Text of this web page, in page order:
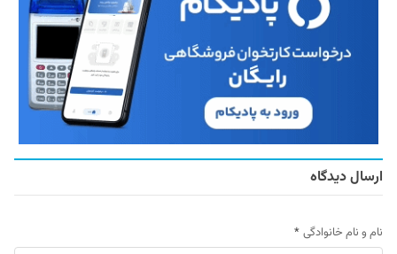
ارسال دیدگاه
نام و نام خانوادگی *